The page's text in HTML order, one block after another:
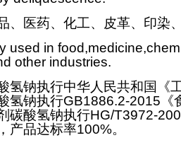
、医药、化工、皮革、印染
used in
other industries.
氢钠执行中华人民共和国《
氢钠执行GB1886.2-2015
碳酸氢钠执行HG/T3972-
产品达标率100%。